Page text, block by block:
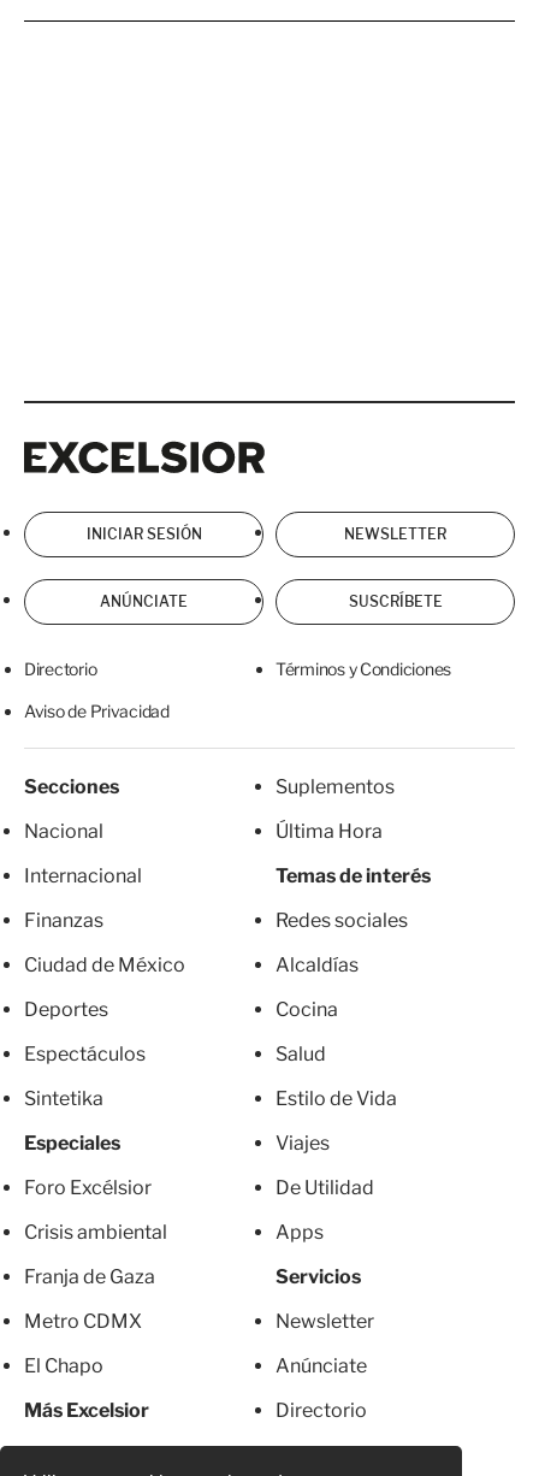
INICIAR SESIÓN NEWSLETTER
ANÚNCIATE SUSCRÍBETE
Directorio Términos y Condiciones
Aviso de Privacidad
Secciones
Nacional
Internacional
Finanzas
Ciudad de México
Deportes
Espectáculos
Sintetika
Especiales
Foro Excélsior
Crisis ambiental
Franja de Gaza
Metro CDMX
El Chapo
Más Excelsior
Suplementos
Última Hora
Temas de interés
Redes sociales
Alcaldías
Cocina
Salud
Estilo de Vida
Viajes
De Utilidad
Apps
Servicios
Newsletter
Anúnciate
Directorio